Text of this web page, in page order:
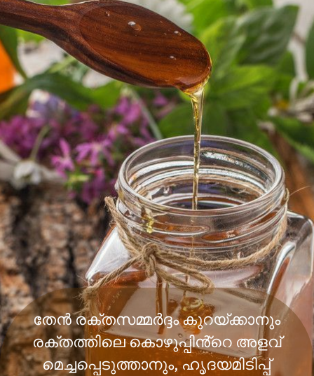
തേൻ രക്തസമ്മർദ്ദം കുറയ്ക്കാനും
രക്തത്തിലെ കൊഴുപ്പിൻ്റെ അളവ്
മെച്ചപ്പെടുത്താനും, ഹൃദയമിടിപ്പ്